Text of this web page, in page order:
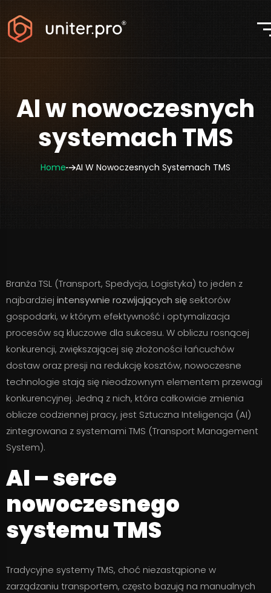
AI w nowoczesnych
systemach TMS
Home AI W Nowoczesnych Systemach TMS
Branża TSL (Transport, Spedycja, Logistyka) to jeden z
najbardziej intensywnie rozwijających się sektorów
gospodarki, w którym efektywność i optymalizacja
procesów są kluczowe dla sukcesu. W obliczu rosnącej
konkurencji, zwiększającej się złożoności łańcuchów
dostaw oraz presji na redukcję kosztów, nowoczesne
technologie stają się nieodzownym elementem przewagi
konkurencyjnej. Jedną z nich, która całkowicie zmienia
oblicze codziennej pracy, jest Sztuczna Inteligencja (AI)
zintegrowana z systemami TMS (Transport Management
System).
AI – serce
nowoczesnego
systemu TMS
Tradycyjne systemy TMS, choć niezastąpione w
zarządzaniu transportem, często bazują na manualnych